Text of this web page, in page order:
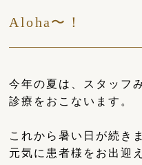
Aloha〜！
今年の夏は、スタッフ
診療をおこないます。
これから暑い日が続き
元気に患者様をお出迎